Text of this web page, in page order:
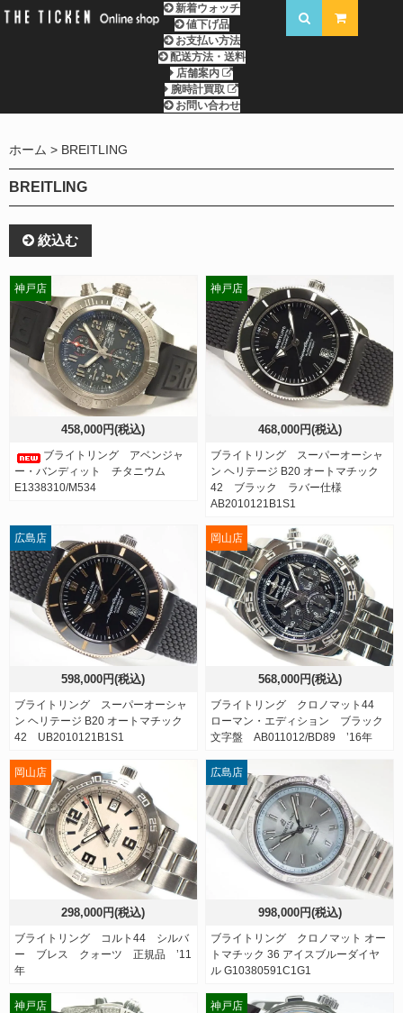
新着ウォッチ
値下げ品
お支払い方法
配送方法・送料
店舗案内
腕時計買取
お問い合わせ
ホーム BREITLING
BREITLING
絞込む
458,000円(税込)
ブライトリング アベンジャ
ー・バンディット チタニウム
E1338310/M534
神戸店
468,000円(税込)
ブライトリング スーパーオーシャ
ン ヘリテージ B20 オートマチック
42 ブラック ラバー仕様
AB2010121B1S1
神戸店
598,000円(税込)
ブライトリング スーパーオーシャ
ン ヘリテージ B20 オートマチック
42 UB2010121B1S1
広島店
568,000円(税込)
ブライトリング クロノマット44
ローマン・エディション ブラック
文字盤 AB011012/BD89 ’16年
岡山店
298,000円(税込)
ブライトリング コルト44 シルバ
ー ブレス クォーツ 正規品 ’11
年
岡山店
998,000円(税込)
ブライトリング クロノマット オー
トマチック 36 アイスブルーダイヤ
ル G10380591C1G1
広島店
神戸店 神戸店